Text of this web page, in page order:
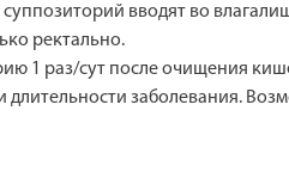
вводят во
ректально.
1 раз/сут после очищения
длительности заболевания.